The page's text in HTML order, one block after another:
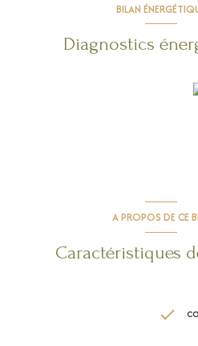
BILAN
Diagnostics
A PROPOS DE CE
Caractéristiques